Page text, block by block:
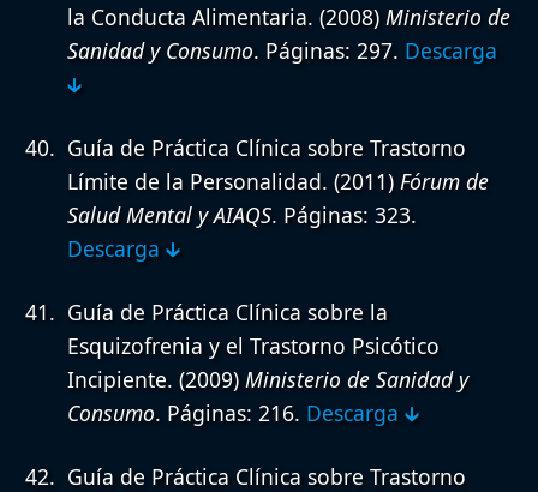
la Conducta Alimentaria. (2008) Ministerio de
Sanidad y Consumo. Páginas: 297. Descarga
🡳
Guía de Práctica Clínica sobre Trastorno
Límite de la Personalidad. (2011) Fórum de
Salud Mental y AIAQS. Páginas: 323.
Descarga 🡳
Guía de Práctica Clínica sobre la
Esquizofrenia y el Trastorno Psicótico
Incipiente. (2009) Ministerio de Sanidad y
Consumo. Páginas: 216. Descarga 🡳
Guía de Práctica Clínica sobre Trastorno